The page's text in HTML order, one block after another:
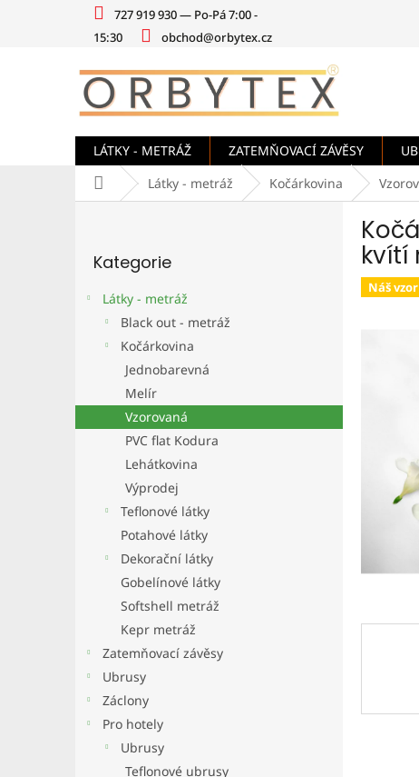
727 919 930 — Po-Pá 7:00 -
15:30
obchod@orbytex.cz
LÁTKY - METRÁŽ ZATEMŇOVACÍ ZÁVĚSY
Domů Látky - metráž Kočárkovina
a
n
kategorie
Kategorie
Látky - metráž
Black out - metráž
Kočárkovina
Jednobarevná
Melír
Vzorovaná
PVC flat Kodura
Lehátkovina
Výprodej
Teflonové látky
Potahové látky
Dekorační látky
Gobelínové látky
Softshell metráž
Kepr metráž
Zatemňovací závěsy
Ubrusy
Záclony
Pro hotely
Ubrusy
Teflonové ubrusy
kvítí
Náš vzor